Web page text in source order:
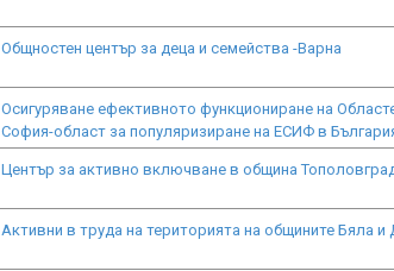
Общностен център за деца и семейства -Варна
Осигуряване ефективното функциониране на
София-област за популяризиране на ЕСИФ в
Център за активно включване в община
Активни в труда на територията на общините Бяла